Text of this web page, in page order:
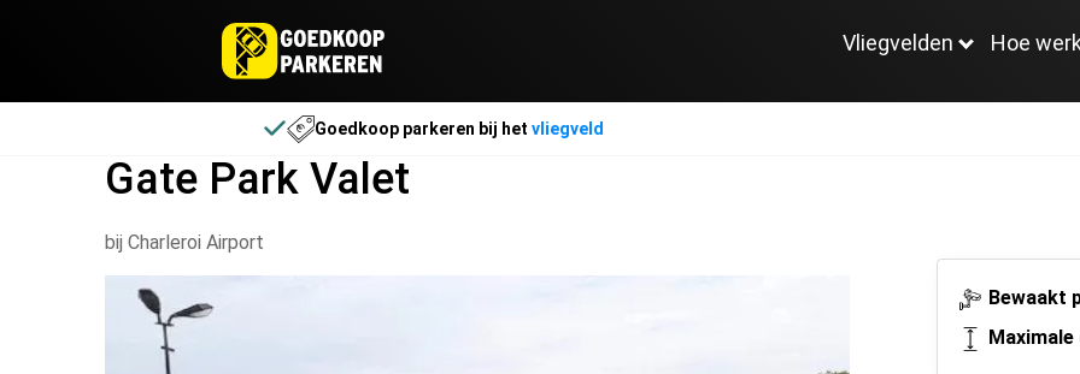
Vliegvelden Hoe
Goedkoop parkeren bij het vliegveld
Gate Park Valet
bij Charleroi Airport
Bewaakt